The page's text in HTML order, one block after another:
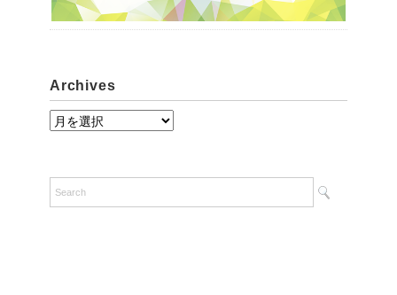
Archives